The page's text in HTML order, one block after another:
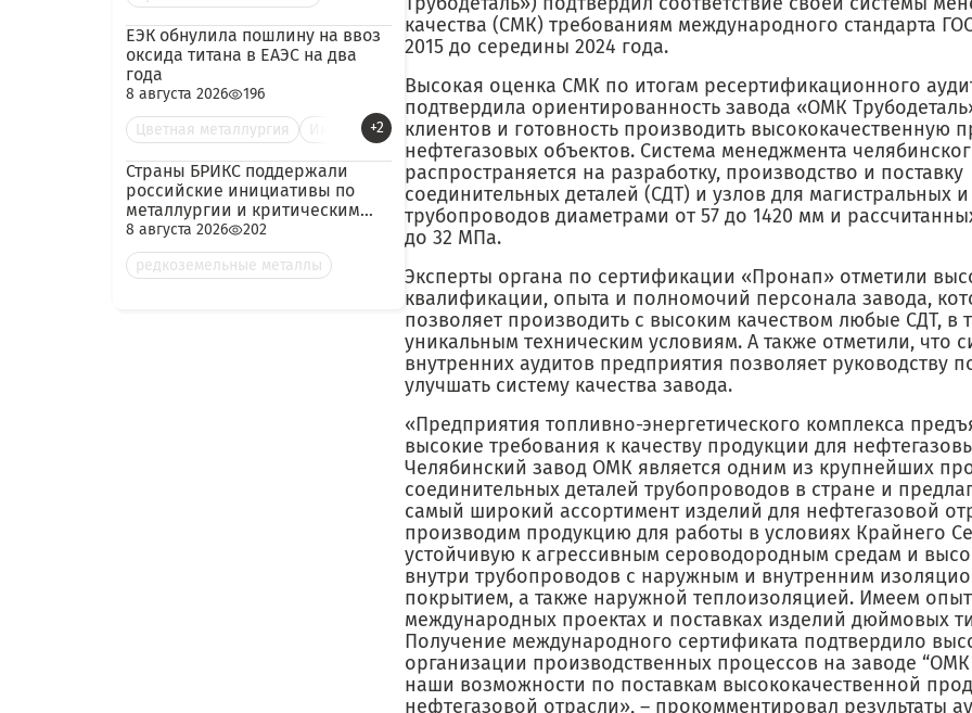
ЕЭК обнулила пошлину на ввоз
оксида титана в ЕАЭС на два
года
8 августа 2026
196
Цветная металлургия
+2
Страны БРИКС поддержали
российские инициативы по
металлургии и критическим
минералам
8 августа 2026
202
редкоземельные металлы
качества (СМК) требованиям международного стандарта
2015 до середины 2024 года.
Высокая оценка СМК по итогам ресертификационного
подтвердила ориентированность завода «ОМК
клиентов и готовность производить высококачественную
нефтегазовых объектов. Система менеджмента
распространяется на разработку, производство и поставку
соединительных деталей (СДТ) и узлов для магистральных
трубопроводов диаметрами от 57 до 1420 мм и
до 32 МПа.
Эксперты органа по сертификации «Пронап» отметили
квалификации, опыта и полномочий персонала завода,
позволяет производить с высоким качеством любые СДТ, в
уникальным техническим условиям. А также отметили, что
внутренних аудитов предприятия позволяет руководству
улучшать систему качества завода.
«Предприятия топливно-энергетического комплекса
высокие требования к качеству продукции для
Челябинский завод ОМК является одним из крупнейших
соединительных деталей трубопроводов в стране и
самый широкий ассортимент изделий для нефтегазовой
производим продукцию для работы в условиях Крайнего
устойчивую к агрессивным сероводородным средам и
внутри трубопроводов с наружным и внутренним
покрытием, а также наружной теплоизоляцией. Имеем опыт
международных проектах и поставках изделий дюймовых
Получение международного сертификата подтвердило
организации производственных процессов на заводе “ОМК
наши возможности по поставкам высококачественной
нефтегазовой отрасли», – прокомментировал результаты